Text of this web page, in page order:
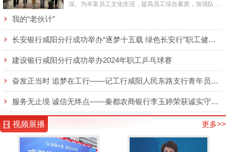
深。为丰富员工文化生活，提高员工综合素质，加强队伍
我的“老伙计”
长安银行咸阳分行成功举办“逐梦十五载 绿色长安行”职工健步走活动
建设银行咸阳分行成功举办2024年职工乒乓球赛
奋发正当时 追梦在工行——记工行咸阳人民东路支行青年员工侯梦莹
服务无止境 诚信无终点——秦都农商银行李玉婷荣获诚实守信类“秦都好人”表彰
视频展播 更多>>